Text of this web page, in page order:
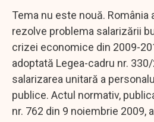
Tema nu este nouă. România
rezolve problema salarizării
crizei economice din 2009-
adoptată Legea-cadru nr.
salarizarea unitară a
publice. Actul normativ,
nr. 762 din 9 noiembrie 2009,